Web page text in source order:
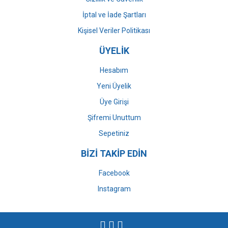
İptal ve İade Şartları
Kişisel Veriler Politikası
ÜYELİK
Hesabım
Yeni Üyelik
Üye Girişi
Şifremi Unuttum
Sepetiniz
BİZİ TAKİP EDİN
Facebook
Instagram